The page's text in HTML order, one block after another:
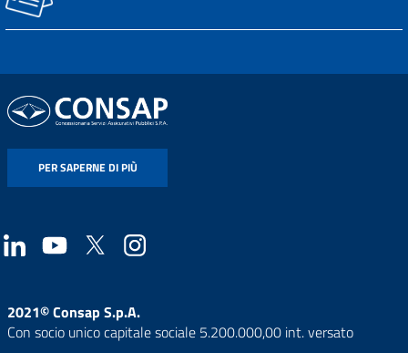
PER SAPERNE DI PIÙ
2021© Consap S.p.A.
Con socio unico capitale sociale 5.200.000,00 int. versato